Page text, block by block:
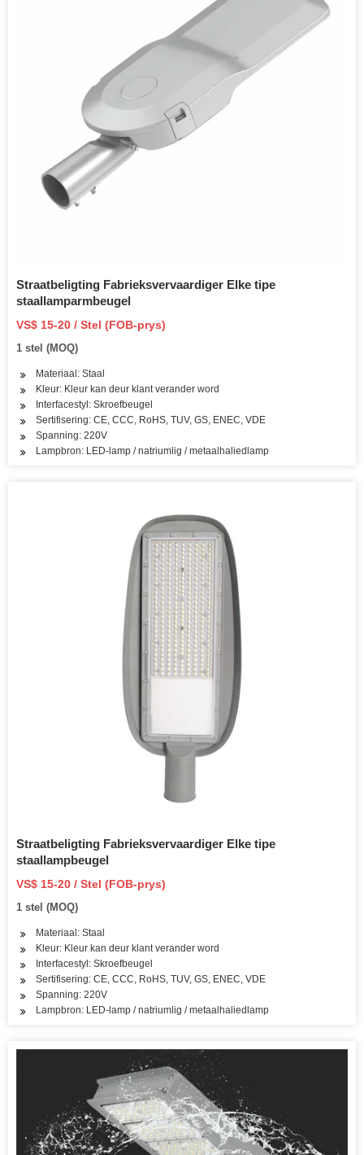
Straatbeligting Fabrieksvervaardiger Elke tipe
staallamparmbeugel
VS$ 15-20 / Stel (FOB-prys)
1 stel (MOQ)
Materiaal: Staal
Kleur: Kleur kan deur klant verander word
Interfacestyl: Skroefbeugel
Sertifisering: CE, CCC, RoHS, TUV, GS, ENEC, VDE
Spanning: 220V
Lampbron: LED-lamp / natriumlig / metaalhaliedlamp
Straatbeligting Fabrieksvervaardiger Elke tipe
staallampbeugel
VS$ 15-20 / Stel (FOB-prys)
1 stel (MOQ)
Materiaal: Staal
Kleur: Kleur kan deur klant verander word
Interfacestyl: Skroefbeugel
Sertifisering: CE, CCC, RoHS, TUV, GS, ENEC, VDE
Spanning: 220V
Lampbron: LED-lamp / natriumlig / metaalhaliedlamp